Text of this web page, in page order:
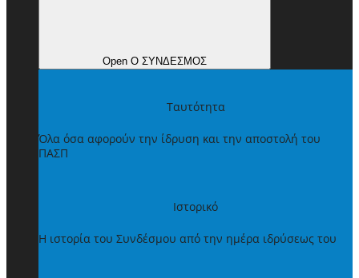
Open Ο ΣΥΝΔΕΣΜΟΣ
Ταυτότητα
Όλα όσα αφορούν την ίδρυση και την αποστολή του
ΠΑΣΠ
Ιστορικό
Η ιστορία του Συνδέσμου από την ημέρα ιδρύσεως του